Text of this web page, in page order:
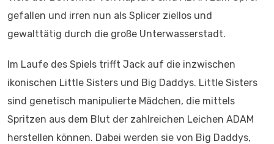
gefallen und irren nun als Splicer ziellos und
gewalttätig durch die große Unterwasserstadt.
Im Laufe des Spiels trifft Jack auf die inzwischen
ikonischen Little Sisters und Big Daddys. Little Sisters
sind genetisch manipulierte Mädchen, die mittels
Spritzen aus dem Blut der zahlreichen Leichen ADAM
herstellen können. Dabei werden sie von Big Daddys,